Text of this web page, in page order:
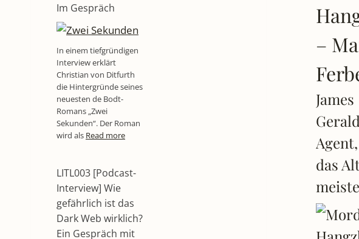
Im Gespräch
In einem tiefgründigen
Interview erklärt
Christian von Ditfurth
die Hintergründe seines
neuesten de Bodt-
Romans „Zwei
Sekunden“. Der Roman
wird als Read more
LITL003 [Podcast-
Interview] Wie
gefährlich ist das
Dark Web wirklich?
Ein Gespräch mit
–
James
das